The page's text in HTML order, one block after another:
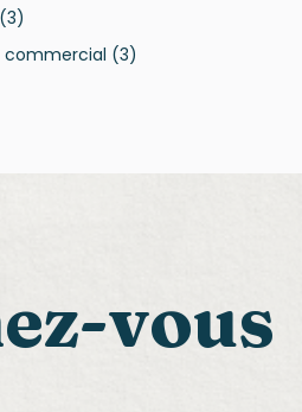
(3)
commercial (3)
vous